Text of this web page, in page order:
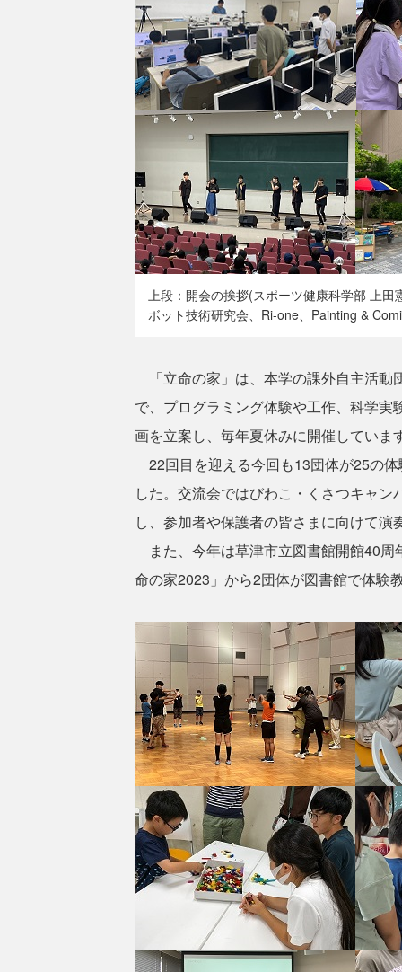
上段：開会の挨拶(スポーツ健康科学部 上
ボット技術研究会、Ri-one、Painting &
「立命の家」は、本学の課外自主活動
で、プログラミング体験や工作、科学
画を立案し、毎年夏休みに開催していま
22回目を迎える今回も13団体が25の
した。交流会ではびわこ・くさつキャ
し、参加者や保護者の皆さまに向けて演
また、今年は草津市立図書館開館40周
命の家2023」から2団体が図書館で体験